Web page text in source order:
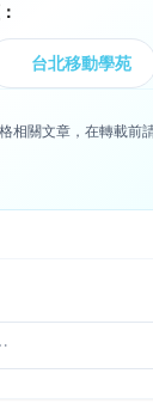
台北移動學苑
相關文章，在轉載前